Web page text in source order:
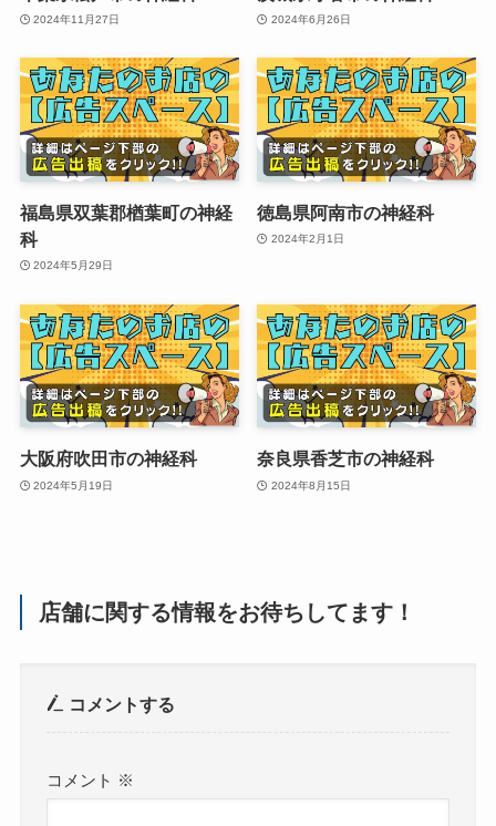
2024年11月27日 2024年6月26日
福島県双葉郡楢葉町の神経
科
2024年5月29日
徳島県阿南市の神経科
2024年2月1日
大阪府吹田市の神経科
2024年5月19日
奈良県香芝市の神経科
2024年8月15日
店舗に関する情報をお待ちしてます！
コメントする
コメント ※